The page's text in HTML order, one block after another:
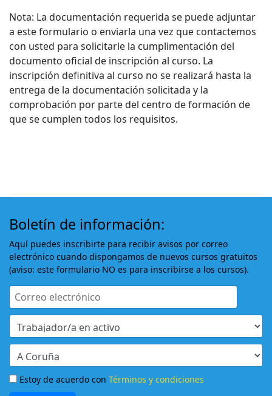
Nota: La documentación requerida se puede adjuntar
a este formulario o enviarla una vez que contactemos
con usted para solicitarle la cumplimentación del
documento oficial de inscripción al curso. La
inscripción definitiva al curso no se realizará hasta la
entrega de la documentación solicitada y la
comprobación por parte del centro de formación de
que se cumplen todos los requisitos.
Boletín de información:
Aquí puedes inscribirte para recibir avisos por correo
electrónico cuando dispongamos de nuevos cursos gratuitos
(aviso: este formulario NO es para inscribirse a los cursos).
Estoy de acuerdo con Términos y condiciones